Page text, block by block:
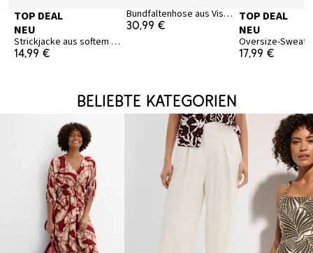
TOP DEAL
NEU
Strickjacke aus softem Viskose-Mix
14,99 €
Bundfaltenhose aus Viskose-Mix
30,99 €
TOP DEAL
NEU
17,99 €
Beliebte Kategorien